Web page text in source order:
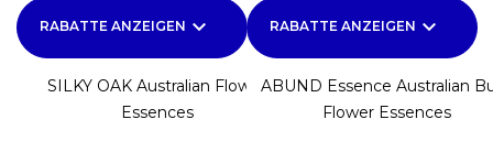
RABATTE ANZEIGEN keyboard_arrow_down
SILKY OAK Australian Flower
Essences
RABATTE ANZEIGEN keyboard_arrow_down
ABUND Essence Australian
Flower Essences